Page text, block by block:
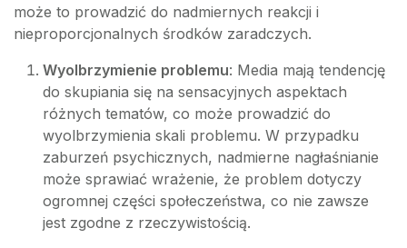
może to prowadzić do nadmiernych reakcji i
nieproporcjonalnych środków zaradczych.
Wyolbrzymienie problemu: Media mają tendencję
do skupiania się na sensacyjnych aspektach
różnych tematów, co może prowadzić do
wyolbrzymienia skali problemu. W przypadku
zaburzeń psychicznych, nadmierne nagłaśnianie
może sprawiać wrażenie, że problem dotyczy
ogromnej części społeczeństwa, co nie zawsze
jest zgodne z rzeczywistością.